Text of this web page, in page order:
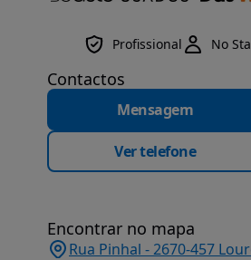
Profissional No
Contactos
Mensagem
Ver telefone
Encontrar no mapa
Rua Pinhal - 2670-457